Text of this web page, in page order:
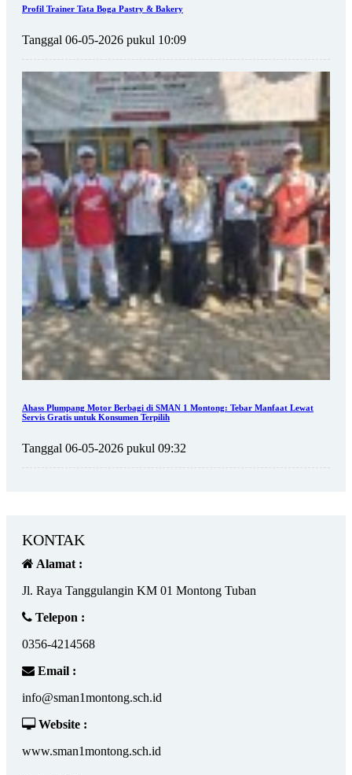
Profil Trainer Tata Boga Pastry & Bakery
Tanggal 06-05-2026 pukul 10:09
Ahass Plumpang Motor Berbagi di SMAN 1 Montong: Tebar Manfaat Lewat
Servis Gratis untuk Konsumen Terpilih
Tanggal 06-05-2026 pukul 09:32
KONTAK
Alamat :
Jl. Raya Tanggulangin KM 01 Montong Tuban
Telepon :
0356-4214568
Email :
info@sman1montong.sch.id
Website :
www.sman1montong.sch.id